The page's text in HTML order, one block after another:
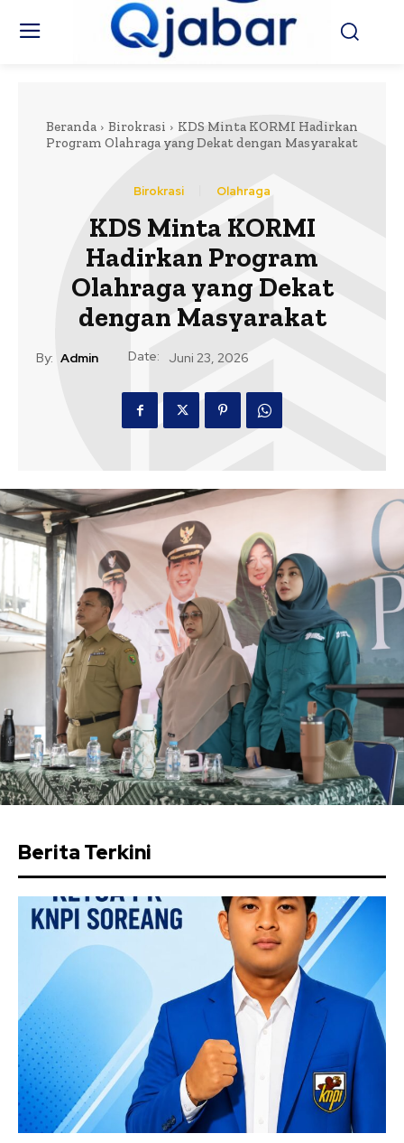
Beranda Birokrasi
KDS Minta KORMI Hadirkan
Program Olahraga yang Dekat dengan Masyarakat
Birokrasi Olahraga
KDS Minta KORMI
Hadirkan Program
Olahraga yang Dekat
dengan Masyarakat
By: Admin Date: Juni 23, 2026
Berita Terkini